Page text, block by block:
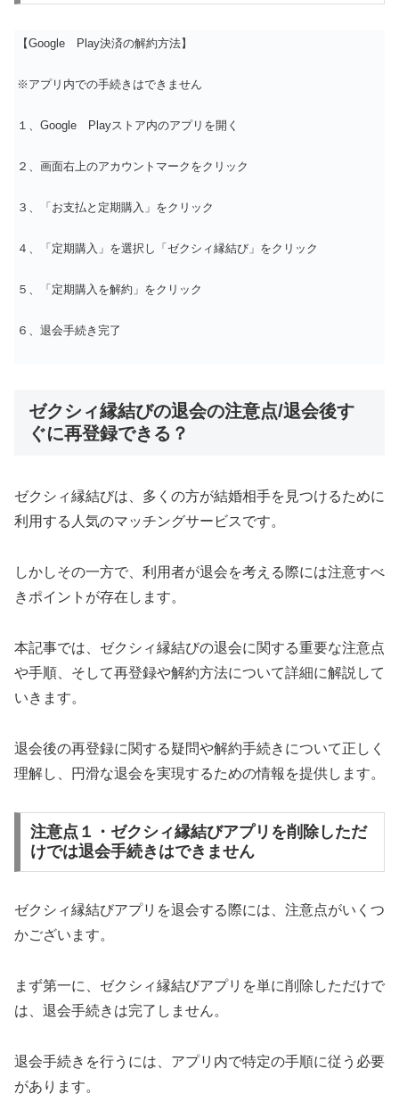
【Google Play決済の解約方法】
※アプリ内での手続きはできません
１、Google Playストア内のアプリを開く
２、画面右上のアカウントマークをクリック
３、「お支払と定期購入」をクリック
４、「定期購入」を選択し「ゼクシィ縁結び」をクリック
５、「定期購入を解約」をクリック
６、退会手続き完了
ゼクシィ縁結びの退会の注意点/退会後す
ぐに再登録できる？
ゼクシィ縁結びは、多くの方が結婚相手を見つけるために
利用する人気のマッチングサービスです。
しかしその一方で、利用者が退会を考える際には注意すべ
きポイントが存在します。
本記事では、ゼクシィ縁結びの退会に関する重要な注意点
や手順、そして再登録や解約方法について詳細に解説して
いきます。
退会後の再登録に関する疑問や解約手続きについて正しく
理解し、円滑な退会を実現するための情報を提供します。
注意点１・ゼクシィ縁結びアプリを削除しただ
けでは退会手続きはできません
ゼクシィ縁結びアプリを退会する際には、注意点がいくつ
かございます。
まず第一に、ゼクシィ縁結びアプリを単に削除しただけで
は、退会手続きは完了しません。
退会手続きを行うには、アプリ内で特定の手順に従う必要
があります。